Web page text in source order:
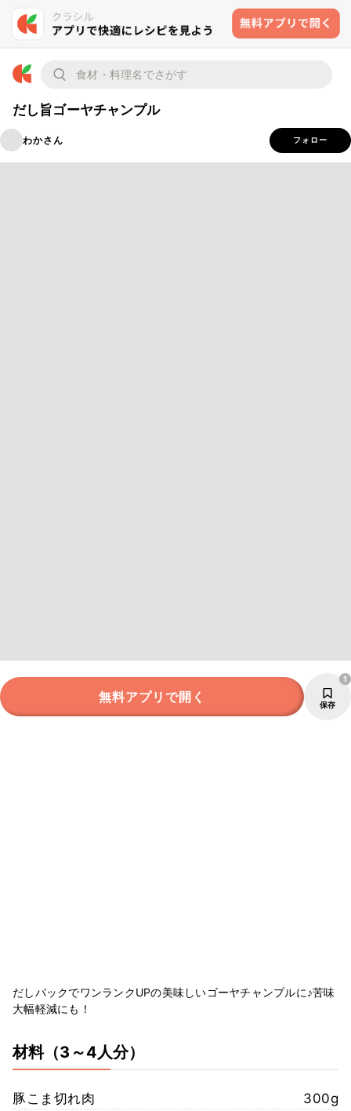
だし旨ゴーヤチャンプル
わかさん フォロー
無料アプリで開く 保存
1
だしパックでワンランクUPの美味しいゴーヤチャンプルに♪苦味
大幅軽減にも！
材料（3～4人分）
豚こま切れ肉
300g